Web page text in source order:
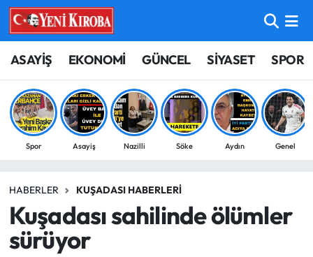
ASAYİŞ EKONOMİ GÜNCEL SİYASET SPOR
Spor Asayiş Nazilli Söke Aydın Genel
HABERLER KUŞADASI HABERLERI
Kuşadası sahilinde ölümler
sürüyor
ASAYİŞ
BİLİM-TEKNOLOJİ
ÇEVRE
EĞİTİM
EKONOMİ
Aydın Nöbetçi Eczaneler
Aydın Hava Durumu
Aydin Namaz Vakitleri
Süper Lig Puan Durumu ve Fikstür
Tüm Manşetler